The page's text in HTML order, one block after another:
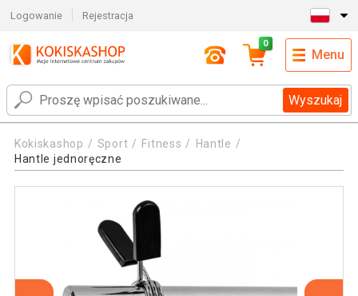
Logowanie Rejestracja
Wyszukaj
0
Menu
Kokiskashop Sport Fitness
Hantle
Hantle jednoręczne